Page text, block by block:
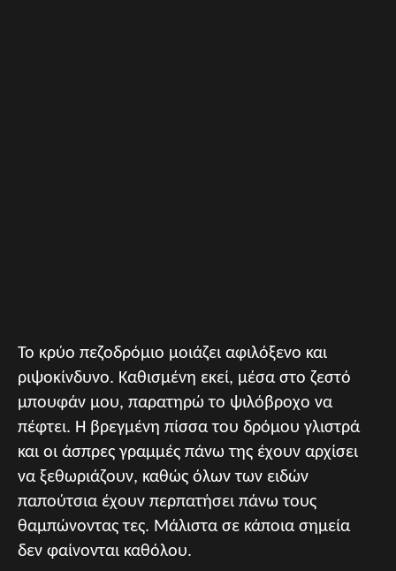
Το κρύο πεζοδρόμιο μοιάζει αφιλόξενο και
ριψοκίνδυνο. Καθισμένη εκεί, μέσα στο ζεστό
μπουφάν μου, παρατηρώ το ψιλόβροχο να
πέφτει. Η βρεγμένη πίσσα του δρόμου γλιστρά
και οι άσπρες γραμμές πάνω της έχουν αρχίσει
να ξεθωριάζουν, καθώς όλων των ειδών
παπούτσια έχουν περπατήσει πάνω τους
θαμπώνοντας τες. Μάλιστα σε κάποια σημεία
δεν φαίνονται καθόλου.